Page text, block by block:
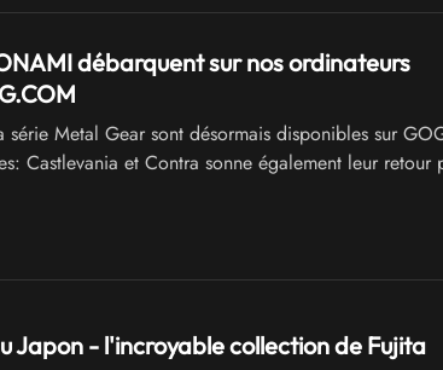
débarquent sur nos ordinateurs
Metal Gear sont désormais disponibles sur
Castlevania et Contra sonne également leur retour
Japon - l'incroyable collection de Fujita